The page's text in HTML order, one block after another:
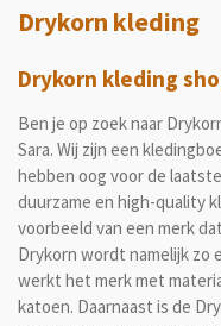
Drykorn kleding
Drykorn kleding
Ben je op zoek naar
Sara. Wij zijn een
hebben oog voor de
duurzame en high-quality
voorbeeld van een merk
Drykorn wordt namelijk zo
werkt het merk met
katoen. Daarnaast is de